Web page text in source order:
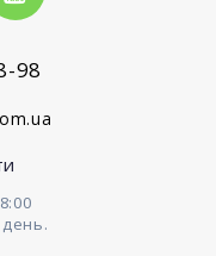
98
день.